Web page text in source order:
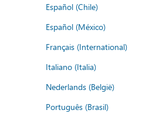
Español (Chile)
Español (México)
Français (International)
Italiano (Italia)
Nederlands (België)
Português (Brasil)